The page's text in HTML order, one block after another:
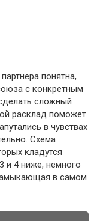
понятна,
с конкретным
сложный
расклад поможет
в чувствах
Схема
кладутся
и 4 ниже, немного
в самом